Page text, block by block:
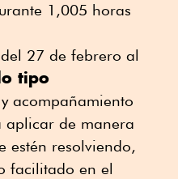
1,005 horas
27 de febrero al
tipo
acompañamiento
aplicar de manera
estén resolviendo,
facilitado en el